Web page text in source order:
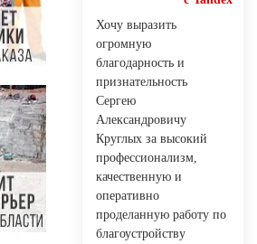
Хочу выразить
огромную
благодарность и
признательность
Сергею
Александровичу
Круглых за высокий
профессионализм,
качественную и
оперативно
проделанную работу по
благоустройству